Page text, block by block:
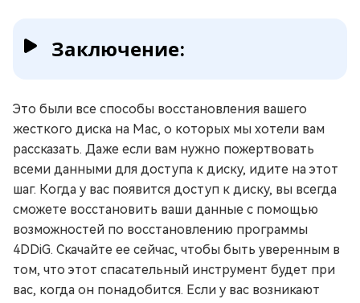
Заключение:
Это были все способы восстановления вашего
жесткого диска на Mac, о которых мы хотели вам
рассказать. Даже если вам нужно пожертвовать
всеми данными для доступа к диску, идите на этот
шаг. Когда у вас появится доступ к диску, вы всегда
сможете восстановить ваши данные с помощью
возможностей по восстановлению программы
4DDiG. Скачайте ее сейчас, чтобы быть уверенным в
том, что этот спасательный инструмент будет при
вас, когда он понадобится. Если у вас возникают